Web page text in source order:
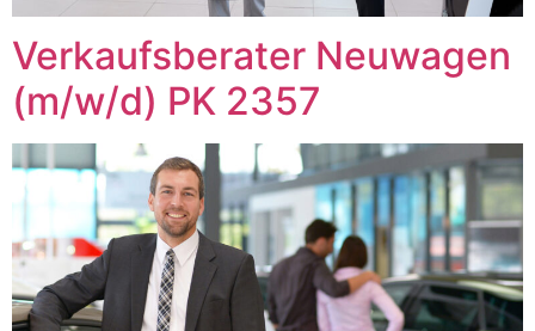
Verkaufsberater Neuwagen
(m/w/d) PK 2357